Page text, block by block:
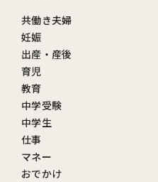
共働き夫婦
妊娠
出産・産後
育児
教育
中学受験
中学生
仕事
マネー
おでかけ